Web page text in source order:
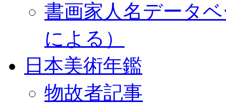
書画家人名データ
による）
日本美術年鑑
物故者記事